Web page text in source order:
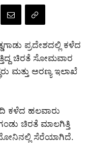
ಪ್ರದೇಶದಲ್ಲಿ ಕಳೆದ
ಚಿರತೆ ಸೋಮವಾರ
ಮತ್ತು ಅರಣ್ಯ ಇಲಾಖೆ
ಕಳೆದ ಹಲವಾರು
ಚಿರತೆ ಮಾಲಗಿತ್ತಿ
ಬೋನಿನಲ್ಲಿ ಸೆರೆಯಾಗಿದೆ.